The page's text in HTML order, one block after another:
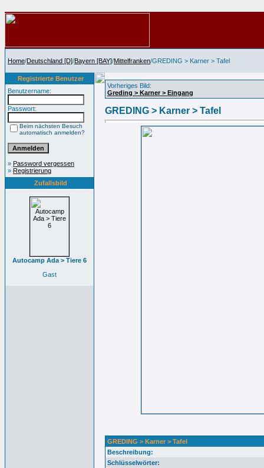
Home/Deutschland [D]/Bayern [BAY]/Mittelfranken/GREDING > Karner > Tafel
Registrierte Benutzer
Benutzername:
Passwort:
Beim nächsten Besuch
automatisch anmelden?
» Password vergessen
» Registrierung
Zufallsbild
Autocamp Ada > Tiere 6
Gast
Vorheriges Bild:
Greding > Karner > Eingang
GREDING > Karner > Tafel
GREDING > Karner > Tafel
Beschreibung:
Schlüsselwörter: